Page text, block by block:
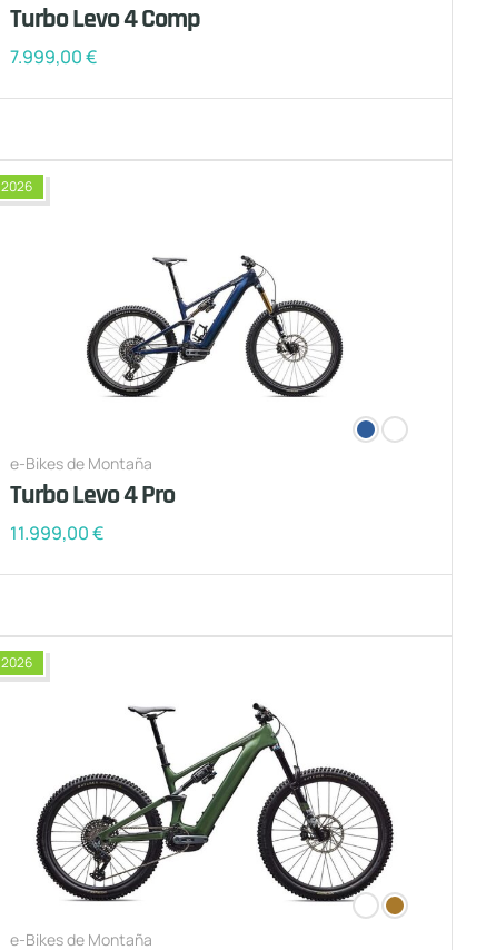
Turbo Levo 4 Comp
7.999,00€
2026
e-Bikes de Montaña
Turbo Levo 4 Pro
11.999,00€
2026
e-Bikes de Montaña